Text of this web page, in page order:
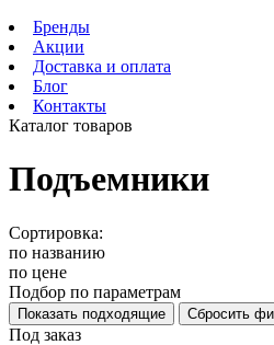
Бренды
Акции
Доставка и оплата
Блог
Контакты
Каталог товаров
Подъемники
Сортировка:
по названию
по цене
Подбор по параметрам
Под заказ